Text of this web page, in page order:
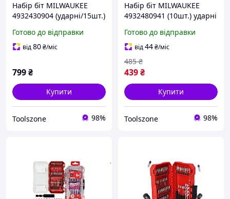
Набір біт MILWAUKEE
4932430904 (ударні/15шт.)
Готово до відправки
від80₴/міс
799₴
Купити
Toolszone 98%
Набір біт MILWAUKEE
4932480941 (10шт.) ударні
Готово до відправки
від44₴/міс
439₴
485 ₴
Купити
Toolszone 98%